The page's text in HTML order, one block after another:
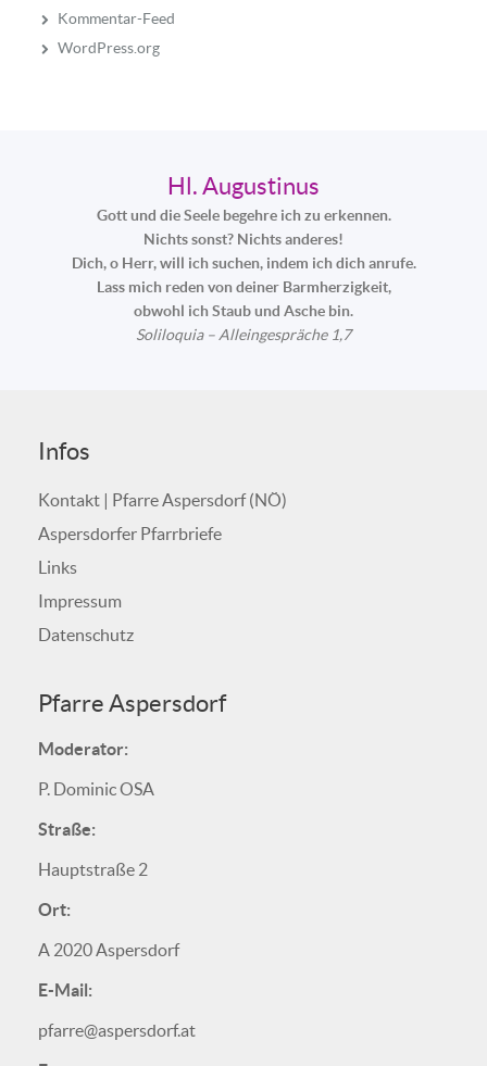
Kommentar-Feed
WordPress.org
Hl. Augustinus
Gott und die Seele begehre ich zu erkennen.
Nichts sonst? Nichts anderes!
Dich, o Herr, will ich suchen, indem ich dich anrufe.
Lass mich reden von deiner Barmherzigkeit,
obwohl ich Staub und Asche bin.
Soliloquia – Alleingespräche 1,7
Infos
Kontakt | Pfarre Aspersdorf (NÖ)
Aspersdorfer Pfarrbriefe
Links
Impressum
Datenschutz
Pfarre Aspersdorf
Moderator:
P. Dominic OSA
Straße:
Hauptstraße 2
Ort:
A 2020 Aspersdorf
E-Mail:
pfarre@aspersdorf.at